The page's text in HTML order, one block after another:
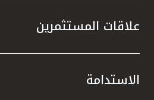
علاقات المستثمرين
الاستدامة